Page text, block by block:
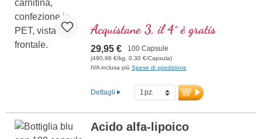
Acquistane 3, il 4° è gratis
29,95 € 100 Capsule
(490,98 €/kg, 0,30 €/Capsula)
IVA inclusa più Spese di spedizione
Dettagli
Acido alfa-lipoico